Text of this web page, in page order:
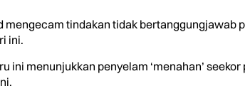
mengecam tindakan tidak
ini.
ini menunjukkan penyelam ‘menahan’